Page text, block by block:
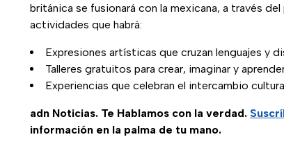
británica se fusionará con la mexicana, a través
actividades que habrá:
Expresiones artísticas que cruzan lenguajes y
Talleres gratuitos para crear, imaginar y
Experiencias que celebran el intercambio
adn Noticias. Te Hablamos con la verdad.
información en la palma de tu mano.